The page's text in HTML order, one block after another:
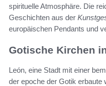
spirituelle Atmosphäre. Die
Geschichten aus der
europäischen Pendants und
Gotische Kirchen
León, eine Stadt mit einer
der epoche der Gotik erbaute